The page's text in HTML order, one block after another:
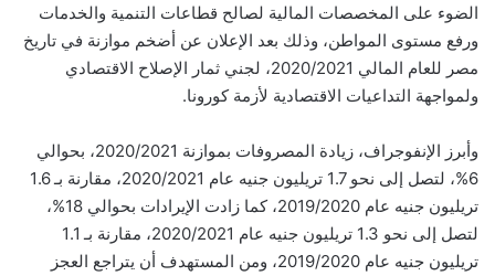
الضوء على المخصصات المالية لصالح قطاعات التنمية والخدمات
ورفع مستوى المواطن، وذلك بعد الإعلان عن أضخم موازنة في تاريخ
مصر للعام المالي 2020/2021، لجني ثمار الإصلاح الاقتصادي
ولمواجهة التداعيات الاقتصادية لأزمة كورونا.
وأبرز الإنفوجراف، زيادة المصروفات بموازنة 2020/2021، بحوالي
6%، لتصل إلى نحو 1.7 تريليون جنيه عام 2020/2021، مقارنة بـ 1.6
تريليون جنيه عام 2019/2020، كما زادت الإيرادات بحوالي 18%،
لتصل إلى نحو 1.3 تريليون جنيه عام 2020/2021، مقارنة بـ 1.1
تريليون جنيه عام 2019/2020، ومن المستهدف أن يتراجع العجز